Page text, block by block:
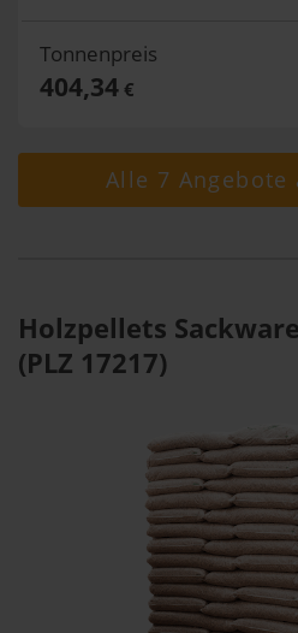
Tonnenpreis
404,34€
Alle 7 Angebote
Holzpellets
(PLZ 17217)